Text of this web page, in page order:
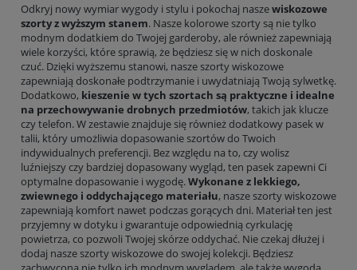
Odkryj nowy wymiar wygody i stylu i pokochaj naszewiskozowe
szorty z wyższym stanem. Nasze kolorowe szorty są nie tylko
modnym dodatkiem do Twojej garderoby, ale również zapewniają
wiele korzyści, które sprawią, że będziesz się w nich doskonale
czuć. Dzięki wyższemu stanowi, nasze szorty wiskozowe
zapewniają doskonałe podtrzymanie i uwydatniają Twoją sylwetkę.
Dodatkowo, kieszenie w tych szortach są praktyczne i idealne
na przechowywanie drobnych przedmiotów, takich jak klucze
czy telefon. W zestawie znajduje się również dodatkowy pasek w
talii, który umożliwia dopasowanie szortów do Twoich
indywidualnych preferencji. Bez względu na to, czy wolisz
luźniejszy czy bardziej dopasowany wygląd, ten pasek zapewni Ci
optymalne dopasowanie i wygodę. Wykonane z lekkiego,
zwiewnego i oddychającego materiału, nasze szorty wiskozowe
zapewniają komfort nawet podczas gorących dni. Materiał ten jest
przyjemny w dotyku i gwarantuje odpowiednią cyrkulację
powietrza, co pozwoli Twojej skórze oddychać. Nie czekaj dłużej i
dodaj nasze szorty wiskozowe do swojej kolekcji. Będziesz